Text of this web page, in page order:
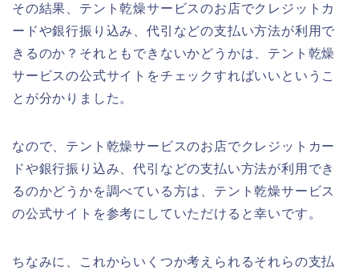
その結果、テント乾燥サービスのお店でクレジットカ
ードや銀行振り込み、代引などの支払い方法が利用で
きるのか？それともできないかどうかは、テント乾燥
サービスの公式サイトをチェックすればいいというこ
とが分かりました。
なので、テント乾燥サービスのお店でクレジットカー
ドや銀行振り込み、代引などの支払い方法が利用でき
るのかどうかを調べている方は、テント乾燥サービス
の公式サイトを参考にしていただけると幸いです。
ちなみに、これからいくつか考えられるそれらの支払